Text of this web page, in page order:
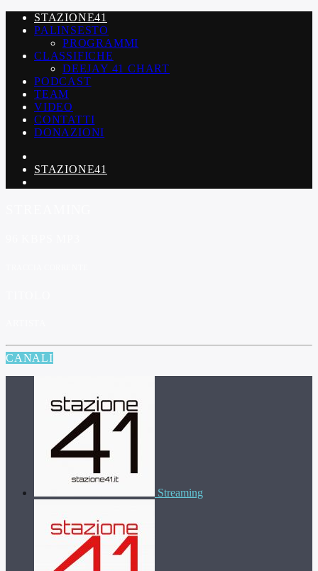
STAZIONE41
PALINSESTO
PROGRAMMI
CLASSIFICHE
DEEJAY 41 CHART
PODCAST
TEAM
VIDEO
CONTATTI
DONAZIONI
STAZIONE41
CANALI
Streaming